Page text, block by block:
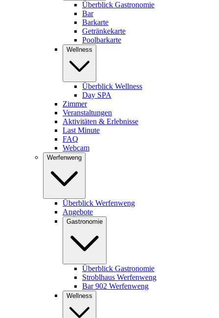
Überblick Gastronomie
Bar
Barkarte
Getränkekarte
Poolbarkarte
Wellness
Überblick Wellness
Day SPA
Zimmer
Veranstaltungen
Aktivitäten & Erlebnisse
Last Minute
FAQ
Webcam
Werfenweng
Überblick Werfenweng
Angebote
Gastronomie
Überblick Gastronomie
Stroblhaus Werfenweng
Bar 902 Werfenweng
Wellness